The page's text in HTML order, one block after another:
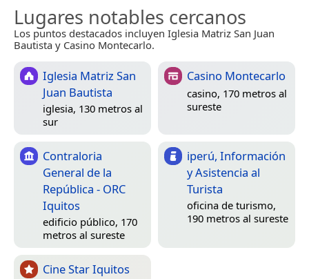
Lugares notables cercanos
Los puntos destacados incluyen Iglesia Matriz San Juan
Bautista y Casino Montecarlo.
Iglesia Matriz San
Juan Bautista
iglesia, 130 metros al
sur
Casino Montecarlo
casino, 170 metros al
sureste
Contraloria
General de la
República - ORC
Iquitos
edificio público, 170
metros al sureste
iperú, Información
y Asistencia al
Turista
oficina de turismo,
190 metros al sureste
Cine Star Iquitos